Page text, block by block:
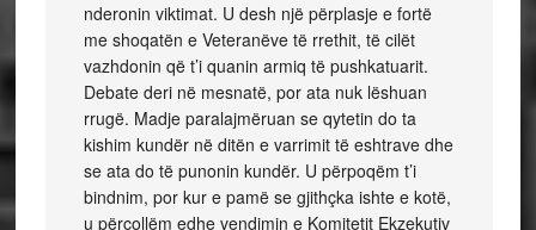
nderonin viktimat. U desh një përplasje e fortë
me shoqatën e Veteranëve të rrethit, të cilët
vazhdonin që t’i quanin armiq të pushkatuarit.
Debate deri në mesnatë, por ata nuk lëshuan
rrugë. Madje paralajmëruan se qytetin do ta
kishim kundër në ditën e varrimit të eshtrave dhe
se ata do të punonin kundër. U përpoqëm t’i
bindnim, por kur e pamë se gjithçka ishte e kotë,
u përcollëm edhe vendimin e Komitetit Ekzekutiv